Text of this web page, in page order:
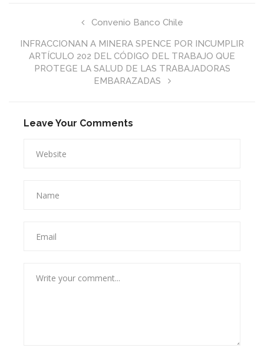
Convenio Banco Chile
INFRACCIONAN A MINERA SPENCE POR INCUMPLIR
ARTÍCULO 202 DEL CÓDIGO DEL TRABAJO QUE
PROTEGE LA SALUD DE LAS TRABAJADORAS
EMBARAZADAS
Leave Your Comments